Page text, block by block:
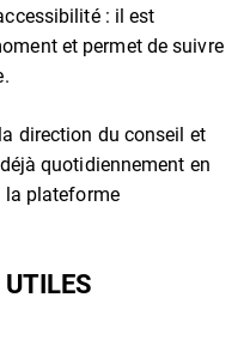
: il est
et permet de suivre
direction du conseil et
quotidiennement en
la plateforme